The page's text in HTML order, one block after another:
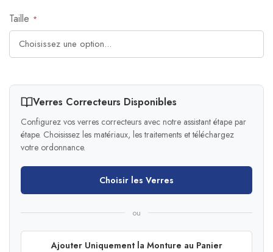
Taille
Verres Correcteurs Disponibles
Configurez vos verres correcteurs avec notre assistant étape par
étape. Choisissez les matériaux, les traitements et téléchargez
votre ordonnance.
Choisir les Verres
ou
Ajouter Uniquement la Monture au Panier